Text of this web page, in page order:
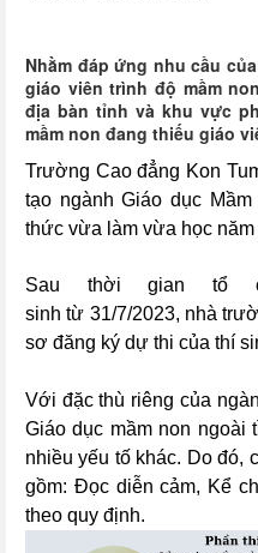
Nhằm đáp ứng nhu cầu
giáo viên trình độ mầm
địa bàn tỉnh và khu vực
mầm non đang thiếu giáo
Trường Cao đẳng Kon
tạo ngành Giáo dục
thức vừa làm vừa học năm
Sau thời gian tổ
sinh từ 31/7/2023, nhà
sơ đăng ký dự thi của thí
Với đặc thù riêng của
Giáo dục mầm non ngoài
nhiều yếu tố khác. Do đó,
gồm: Đọc diễn cảm, Kể
theo quy định.